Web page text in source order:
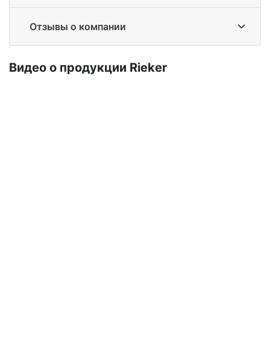
Отзывы о компании
Ви­део о про­дук­ции Ri­eker